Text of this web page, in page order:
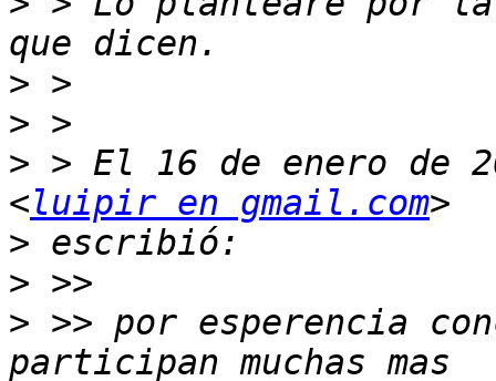
>
>
> > El 16 de enero
<luipir en gmail.com
>
>
> >> por esperencia